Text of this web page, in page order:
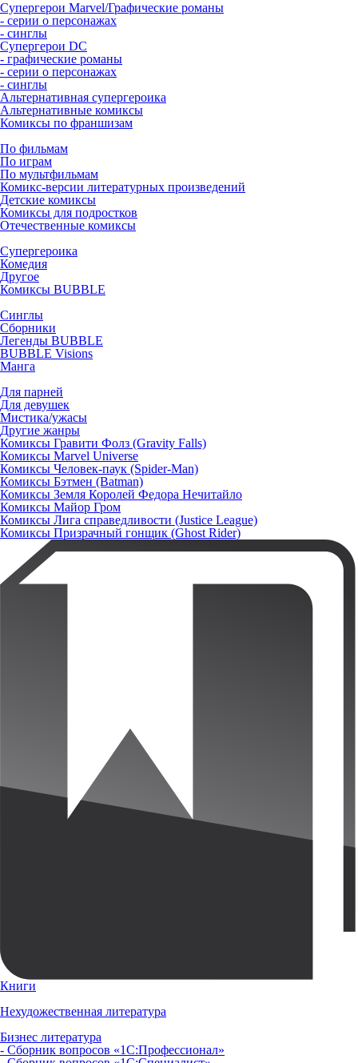
Супергерои Marvel/Графические романы
- серии о персонажах
- синглы
Супергерои DC
- графические романы
- серии о персонажах
- синглы
Альтернативная супергероика
Альтернативные комиксы
Комиксы по франшизам
По фильмам
По играм
По мультфильмам
Комикс-версии литературных произведений
Детские комиксы
Комиксы для подростков
Отечественные комиксы
Супергероика
Комедия
Другое
Комиксы BUBBLE
Синглы
Сборники
Легенды BUBBLE
BUBBLE Visions
Манга
Для парней
Для девушек
Мистика/ужасы
Другие жанры
Комиксы Гравити Фолз (Gravity Falls)
Комиксы Marvel Universe
Комиксы Человек-паук (Spider-Man)
Комиксы Бэтмен (Batman)
Комиксы Земля Королей Федора Нечитайло
Комиксы Майор Гром
Комиксы Лига справедливости (Justice League)
Комиксы Призрачный гонщик (Ghost Rider)
Книги
Нехудожественная литература
Бизнес литература
- Сборник вопросов «1С:Профессионал»